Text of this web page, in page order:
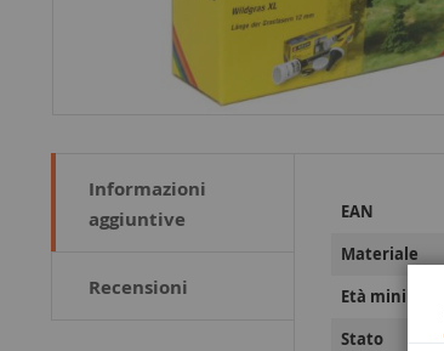
Informazioni
aggiuntive
Recensioni
Informazioni
EAN
Materiale
Età minima
Stato